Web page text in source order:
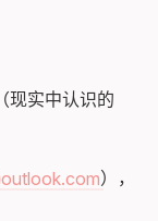
现实中认识的
），